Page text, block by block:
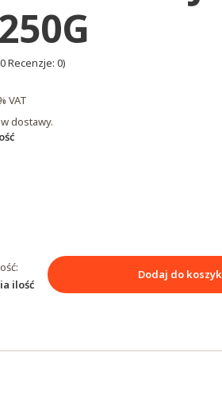
Recenzje: 0)
VAT
dostawy.
ilość
Dodaj do